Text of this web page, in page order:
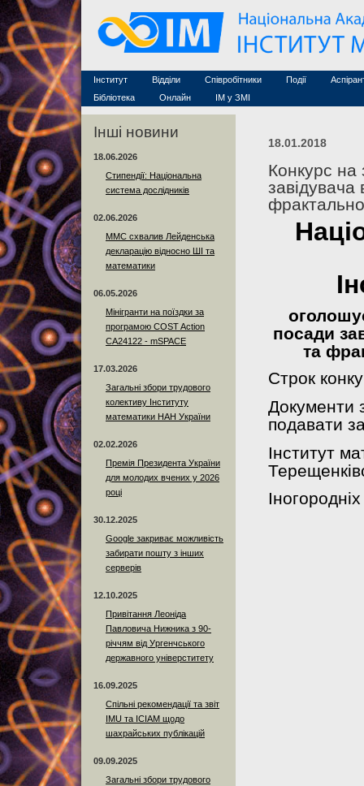
Інститут
Конкурси на посади
Науково-організаційна робота
Відділи Співробітники
Асоційовані дослідники
Технічний персонал
Події
Конференції
Курси з
Бібліотека
MathSciNet
Публікації
Онлайн
ІМ у ЗМІ
Інші новини
18.06.2026
Стипендії: Національна
система дослідників
02.06.2026
ММС схвалив Лейденська
декларацію відносно ШІ та
математики
06.05.2026
Мінігранти на поїздки за
програмою COST Action
CA24122 - mSPACE
17.03.2026
Загальні збори трудового
колективу Інституту
математики НАН України
02.02.2026
Премія Президента України
для молодих вчених у 2026
році
30.12.2025
Google закриває можливість
забирати пошту з інших
серверів
12.10.2025
Привітання Леоніда
Павловича Нижника з 90-
річчям від Ургенчського
державного універститету
16.09.2025
Спільні рекомендації та звіт
IMU та ICIAM щодо
шахрайських публікацій
09.09.2025
Загальні збори трудового
18.01.2018
Конкурс на
завідувача
посади
та
Строк
Документи
подавати
Інститут